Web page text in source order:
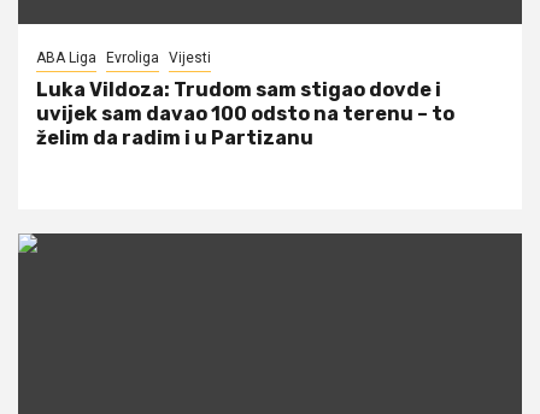
ABA Liga Evroliga Vijesti
Luka Vildoza: Trudom sam stigao dovde i
uvijek sam davao 100 odsto na terenu – to
želim da radim i u Partizanu